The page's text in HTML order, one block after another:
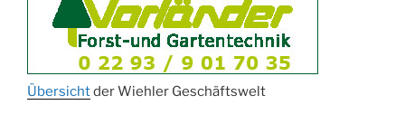
09.10.
Afterwork-Andacht um 18:00 Uhr in der
Kirche
10.10.
Sandmännchen-Gottesdienst in der Kirche
Übersichtder Wiehler Geschäftswelt